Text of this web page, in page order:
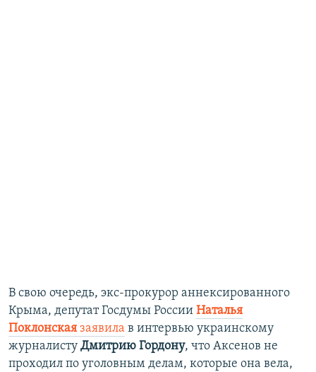
В свою очередь, экс-прокурор аннексированного
Крыма, депутат Госдумы России Наталья
Поклонская заявила в интервью украинскому
журналисту Дмитрию Гордону, что Аксенов не
проходил по уголовным делам, которые она вела,